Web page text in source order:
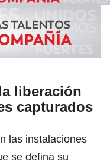
liberación
capturados
las instalaciones
se defina su